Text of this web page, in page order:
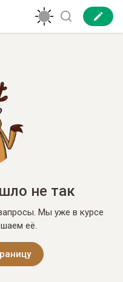
не так
Мы уже в курсе
её.